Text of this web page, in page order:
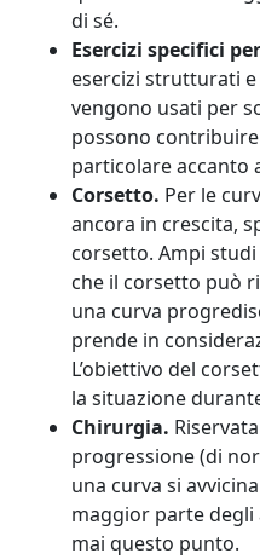
di sé.
Esercizi specifici
esercizi strutturati
vengono usati per
possono
particolare accanto
Corsetto. Per le
ancora in crescita,
corsetto. Ampi
che il corsetto può
una curva
prende in
L’obiettivo del
la situazione
Chirurgia.
progressione (di
una curva si
maggior parte
mai questo punto.